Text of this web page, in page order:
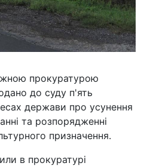
прокуратурою
до суду п'ять
держави про усунення
та розпорядженні
призначення.
в прокуратурі